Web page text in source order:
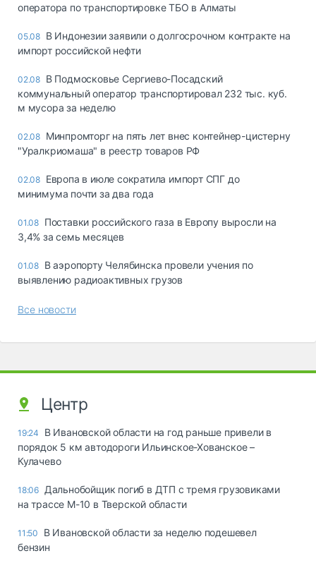
оператора по транспортировке ТБО в Алматы
05.08 В Индонезии заявили о долгосрочном контракте на
импорт российской нефти
02.08 В Подмосковье Сергиево-Посадский
коммунальный оператор транспортировал 232 тыс. куб.
м мусора за неделю
02.08 Минпромторг на пять лет внес контейнер-цистерну
"Уралкриомаша" в реестр товаров РФ
02.08 Европа в июле сократила импорт СПГ до
минимума почти за два года
01.08 Поставки российского газа в Европу выросли на
3,4% за семь месяцев
01.08 В аэропорту Челябинска провели учения по
выявлению радиоактивных грузов
Все новости
Центр
19:24
В Ивановской области на год раньше привели в
порядок 5 км автодороги Ильинское-Хованское –
Кулачево
18:06 Дальнобойщик погиб в ДТП с тремя грузовиками
на трассе М-10 в Тверской области
11:50
В Ивановской области за неделю подешевел
бензин